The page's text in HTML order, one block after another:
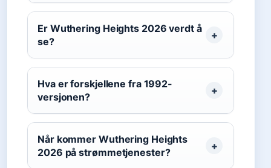
Er Wuthering Heights 2026 verdt å
se?
Hva er forskjellene fra 1992-
versjonen?
Når kommer Wuthering Heights
2026 på strømmetjenester?